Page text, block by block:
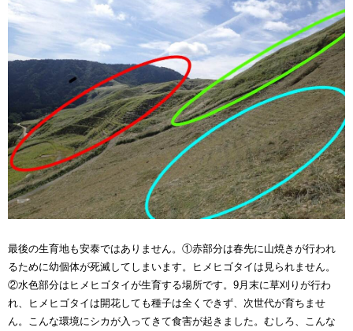
最後の生育地も安泰ではありません。①赤部分は春先に山焼きが行われ
るために幼個体が死滅してしまいます。ヒメヒゴタイは見られません。
②水色部分はヒメヒゴタイが生育する場所です。9月末に草刈りが行わ
れ、ヒメヒゴタイは開花しても種子は全くできず、次世代が育ちませ
ん。こんな環境にシカが入ってきて食害が起きました。むしろ、こんな